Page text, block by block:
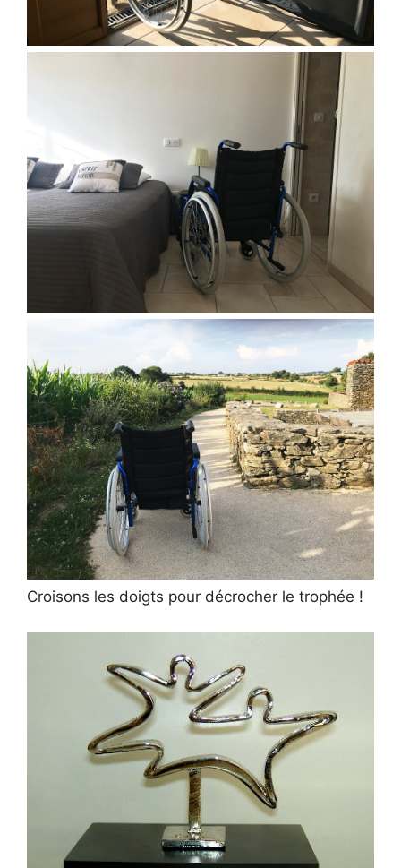
Croisons les doigts pour décrocher le trophée !